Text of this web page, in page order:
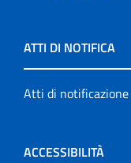
ATTI DI NOTIFICA
Atti di
ACCESSIBILITÀ